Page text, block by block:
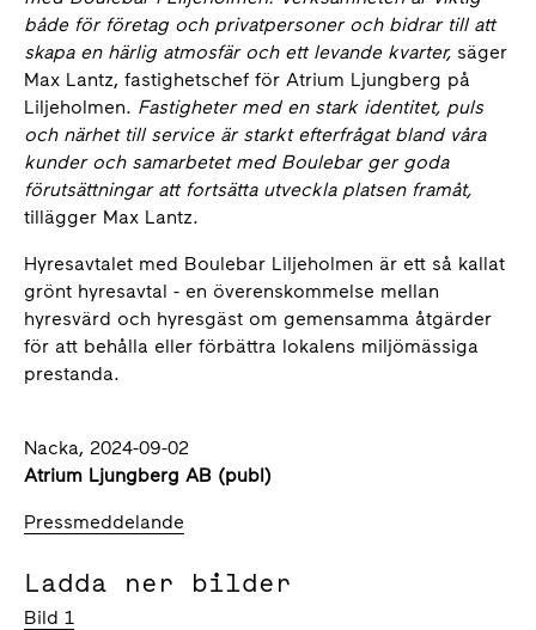
både för företag och privatpersoner och bidrar till att
skapa en härlig atmosfär och ett levande kvarter, säger
Max Lantz, fastighetschef för Atrium Ljungberg på
Liljeholmen. Fastigheter med en stark identitet, puls
och närhet till service är starkt efterfrågat bland våra
kunder och samarbetet med Boulebar ger goda
förutsättningar att fortsätta utveckla platsen framåt,
tillägger Max Lantz.
Hyresavtalet med Boulebar Liljeholmen är ett så kallat
grönt hyresavtal - en överenskommelse mellan
hyresvärd och hyresgäst om gemensamma åtgärder
för att behålla eller förbättra lokalens miljömässiga
prestanda.
Nacka, 2024-09-02
Atrium Ljungberg AB (publ)
Pressmeddelande
Ladda ner bilder
Bild 1